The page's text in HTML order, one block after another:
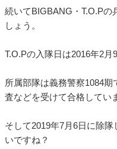
続いてBIGBANG・T.O.Pの
しょう。
T.O.Pの入隊日は2016年2月9
所属部隊は義務警察1084
査などを受けて合格してい
そして2019年7月6日に除
いですね？